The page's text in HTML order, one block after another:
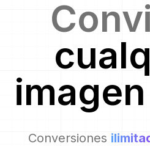
imagen
Conversiones